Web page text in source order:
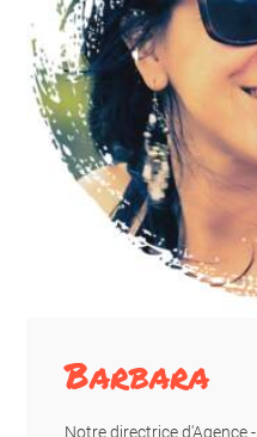
Barbara
Notre directrice d'Agence -